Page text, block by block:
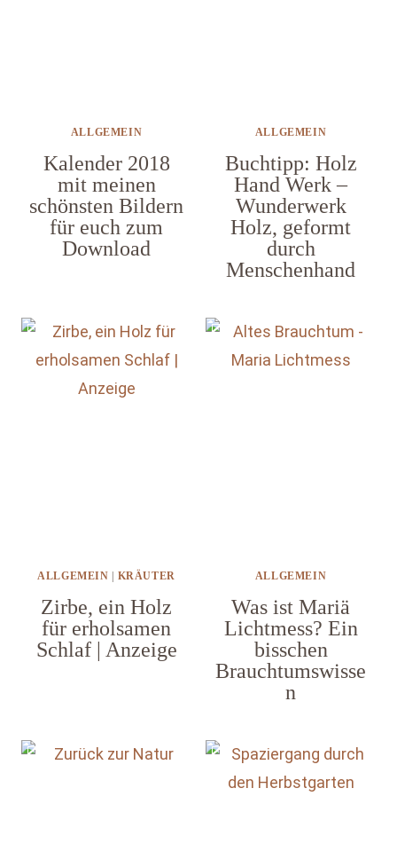
ALLGEMEIN
Kalender 2018
mit meinen
schönsten Bildern
für euch zum
Download
ALLGEMEIN
Buchtipp: Holz
Hand Werk –
Wunderwerk
Holz, geformt
durch
Menschenhand
ALLGEMEIN KRÄUTER
Zirbe, ein Holz
für erholsamen
Schlaf | Anzeige
ALLGEMEIN
Was ist Mariä
Lichtmess? Ein
bisschen
Brauchtumswisse
n